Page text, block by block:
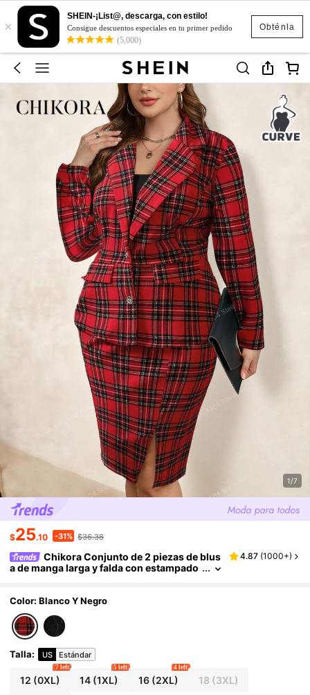
Obténla
×
SHEIN-¡List@, descarga, con estilo!
Consigue descuentos especiales en tu primer pedido
(5,000)
1/7
$25.10 -31% $36.38
Chikora Conjunto de 2 piezas de blus
a de manga larga y falda con estampado
os rojos para mujer
4.87 (1000+)
Color: Blanco Y Negro
Talla: US Estándar
12 (0XL)
7 left
14 (1XL)
5 left
16(2XL)
4 left
18 (3XL)